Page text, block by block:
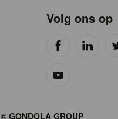
Volg ons op
© GONDOLA GROUP